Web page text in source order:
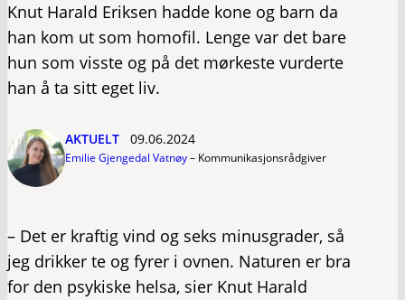
Knut Harald Eriksen hadde kone og barn da
han kom ut som homofil. Lenge var det bare
hun som visste og på det mørkeste vurderte
han å ta sitt eget liv.
AKTUELT 09.06.2024
Emilie Gjengedal Vatnøy– Kommunikasjonsrådgiver
– Det er kraftig vind og seks minusgrader, så
jeg drikker te og fyrer i ovnen. Naturen er bra
for den psykiske helsa, sier Knut Harald